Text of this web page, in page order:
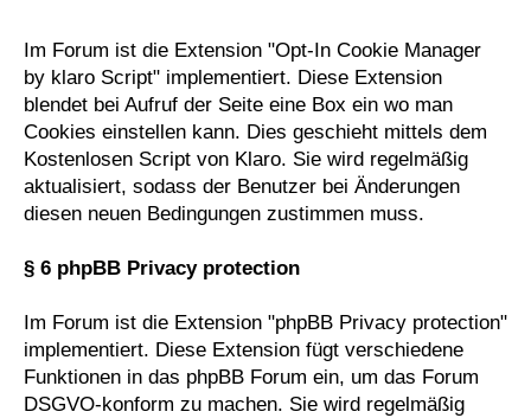
Im Forum ist die Extension "Opt-In Cookie Manager
by klaro Script" implementiert. Diese Extension
blendet bei Aufruf der Seite eine Box ein wo man
Cookies einstellen kann. Dies geschieht mittels dem
Kostenlosen Script von Klaro. Sie wird regelmäßig
aktualisiert, sodass der Benutzer bei Änderungen
diesen neuen Bedingungen zustimmen muss.
§ 6 phpBB Privacy protection
Im Forum ist die Extension "phpBB Privacy protection"
implementiert. Diese Extension fügt verschiedene
Funktionen in das phpBB Forum ein, um das Forum
DSGVO-konform zu machen. Sie wird regelmäßig